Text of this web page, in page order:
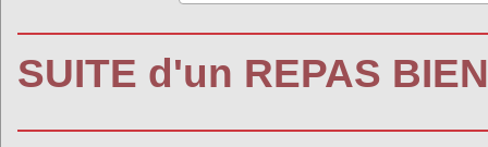
SUITE d'un REPAS